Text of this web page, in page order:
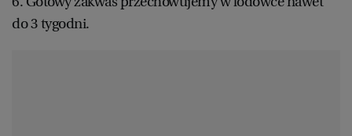
do 3 tygodni.